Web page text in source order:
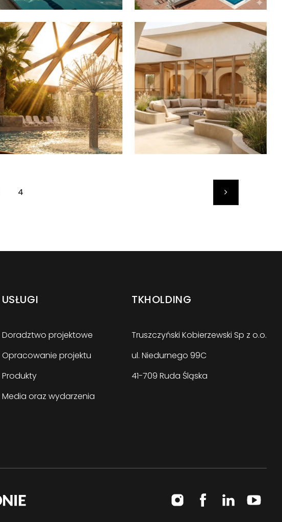
4
USŁUGI
Doradztwo projektowe
Opracowanie projektu
Produkty
Media oraz wydarzenia
TKHOLDING
Truszczyński Kobierzewski Sp z o.o.
ul. Niedurnego 99C
41-709 Ruda Śląska